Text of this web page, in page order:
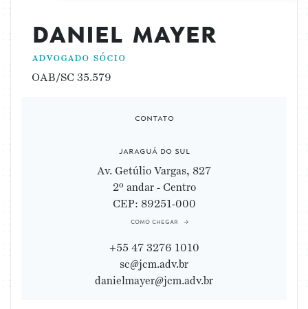
daniel mayer
advogado sócio
OAB/SC 35.579
contato
jaraguá do sul
Av. Getúlio Vargas, 827
2º andar - Centro
CEP: 89251-000
como chegar
+55 47 3276 1010
sc@jcm.adv.br
danielmayer@jcm.adv.br